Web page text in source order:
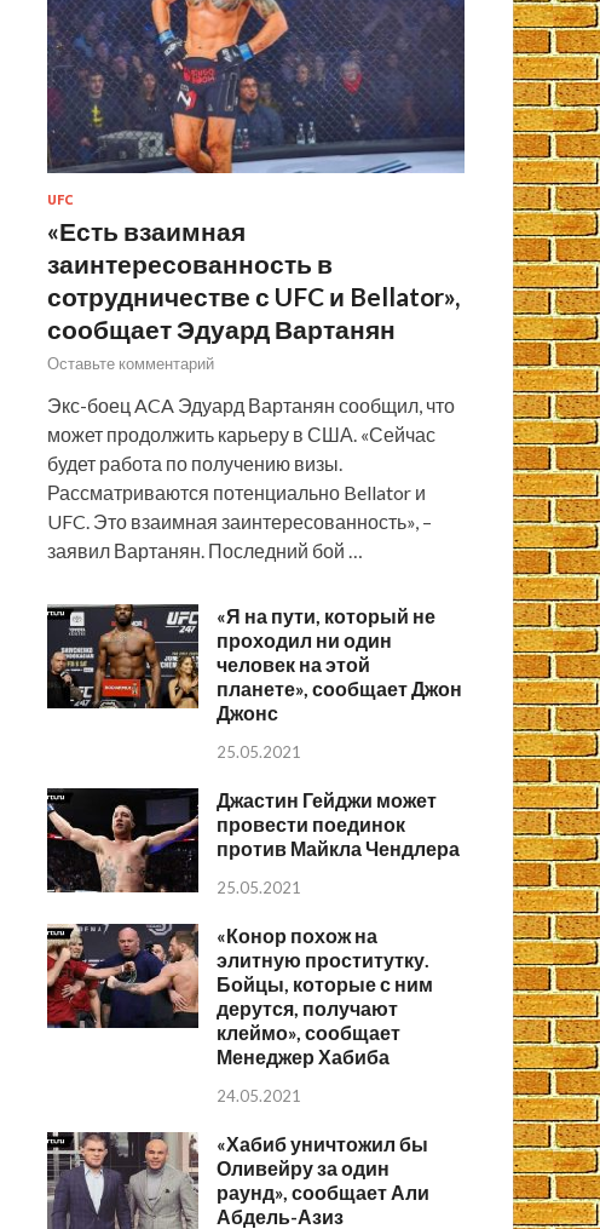
UFC
«Есть взаимная
заинтересованность в
сотрудничестве с UFC и Bellator»,
сообщает Эдуард Вартанян
Оставьте комментарий
Экс-боец ACA Эдуард Вартанян сообщил, что
может продолжить карьеру в США. «Сейчас
будет работа по получению визы.
Рассматриваются потенциально Bellator и
UFC. Это взаимная заинтересованность», –
заявил Вартанян. Последний бой …
«Я на пути, который не
проходил ни один
человек на этой
планете», сообщает Джон
Джонс
25.05.2021
Джастин Гейджи может
провести поединок
против Майкла Чендлера
25.05.2021
«Конор похож на
элитную проститутку.
Бойцы, которые с ним
дерутся, получают
клеймо», сообщает
Менеджер Хабиба
24.05.2021
«Хабиб уничтожил бы
Оливейру за один
раунд», сообщает Али
Абдель-Азиз